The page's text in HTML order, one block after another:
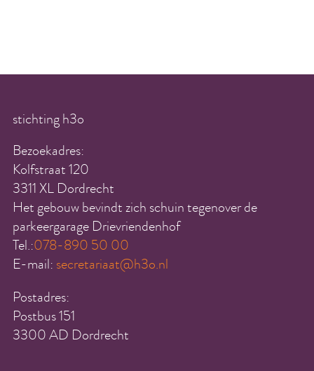
stichting h3o
Bezoekadres:
Kolfstraat 120
3311 XL Dordrecht
Het gebouw bevindt zich schuin tegenover de
parkeergarage Drievriendenhof
Tel.:078-890 50 00
E-mail: secretariaat@h3o.nl
Postadres:
Postbus 151
3300 AD Dordrecht